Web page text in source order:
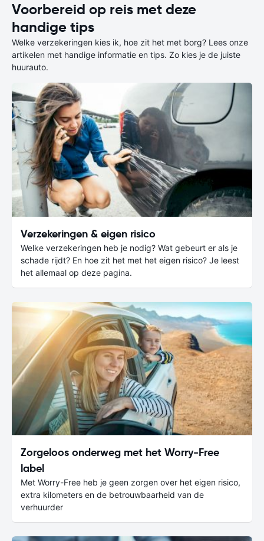
Voorbereid op reis met deze
handige tips
Welke verzekeringen kies ik, hoe zit het met borg? Lees onze
artikelen met handige informatie en tips. Zo kies je de juiste
huurauto.
Verzekeringen & eigen risico
Welke verzekeringen heb je nodig? Wat gebeurt er als je
schade rijdt? En hoe zit het met het eigen risico? Je leest
het allemaal op deze pagina.
Zorgeloos onderweg met het Worry-Free
label
Met Worry-Free heb je geen zorgen over het eigen risico,
extra kilometers en de betrouwbaarheid van de
verhuurder